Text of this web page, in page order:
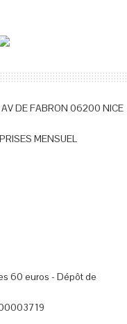
AV DE FABRON 06200 NICE
MENSUEL
60 euros - Dépôt de